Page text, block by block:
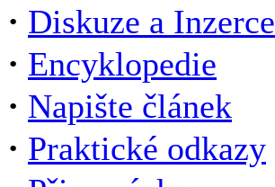
· Diskuze a Inzerce
· Encyklopedie
· Napište článek
· Praktické odkazy